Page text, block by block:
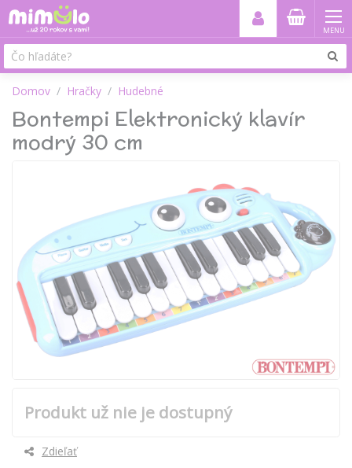
MENU
Domov Hračky Hudebné
Bontempi Elektronický klavír
modrý 30 cm
Produkt už nie je dostupný
Zdieľať